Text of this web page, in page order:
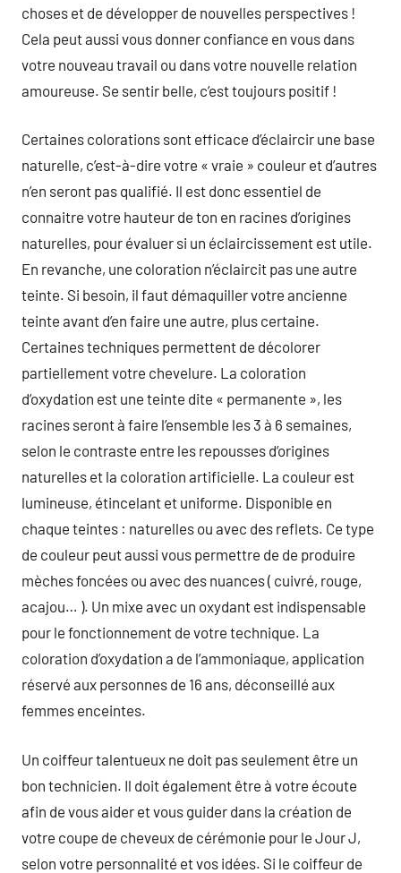
choses et de développer de nouvelles perspectives !
Cela peut aussi vous donner confiance en vous dans
votre nouveau travail ou dans votre nouvelle relation
amoureuse. Se sentir belle, c’est toujours positif !
Certaines colorations sont efficace d’éclaircir une base
naturelle, c’est-à-dire votre « vraie » couleur et d’autres
n’en seront pas qualifié. Il est donc essentiel de
connaitre votre hauteur de ton en racines d’origines
naturelles, pour évaluer si un éclaircissement est utile.
En revanche, une coloration n’éclaircit pas une autre
teinte. Si besoin, il faut démaquiller votre ancienne
teinte avant d’en faire une autre, plus certaine.
Certaines techniques permettent de décolorer
partiellement votre chevelure. La coloration
d’oxydation est une teinte dite « permanente », les
racines seront à faire l’ensemble les 3 à 6 semaines,
selon le contraste entre les repousses d’origines
naturelles et la coloration artificielle. La couleur est
lumineuse, étincelant et uniforme. Disponible en
chaque teintes : naturelles ou avec des reflets. Ce type
de couleur peut aussi vous permettre de de produire
mèches foncées ou avec des nuances ( cuivré, rouge,
acajou… ). Un mixe avec un oxydant est indispensable
pour le fonctionnement de votre technique. La
coloration d’oxydation a de l’ammoniaque, application
réservé aux personnes de 16 ans, déconseillé aux
femmes enceintes.
Un coiffeur talentueux ne doit pas seulement être un
bon technicien. Il doit également être à votre écoute
afin de vous aider et vous guider dans la création de
votre coupe de cheveux de cérémonie pour le Jour J,
selon votre personnalité et vos idées. Si le coiffeur de